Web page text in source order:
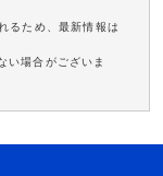
るため、最新情報は
い場合がございま